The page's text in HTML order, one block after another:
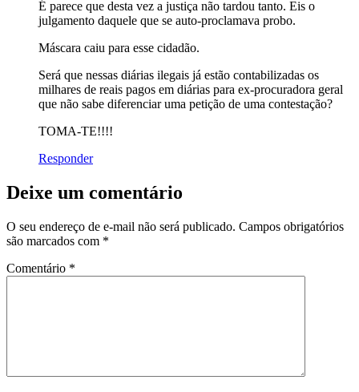
É parece que desta vez a justiça não tardou tanto. Eis o
julgamento daquele que se auto-proclamava probo.
Máscara caiu para esse cidadão.
Será que nessas diárias ilegais já estão contabilizadas os
milhares de reais pagos em diárias para ex-procuradora geral
que não sabe diferenciar uma petição de uma contestação?
TOMA-TE!!!!
Responder
Deixe um comentário
O seu endereço de e-mail não será publicado. Campos obrigatórios
são marcados com *
Comentário *